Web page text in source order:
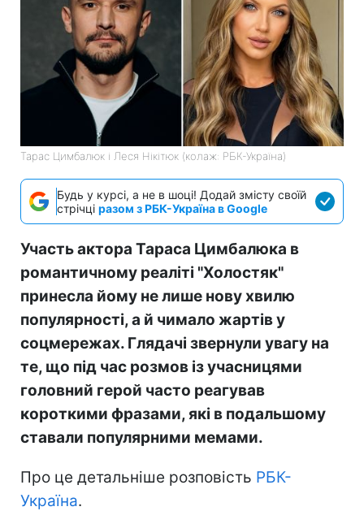
Тарас Цимбалюк і Леся Нікітюк (колаж: РБК-Україна)
Будь у курсі, а не в шоці! Додай змісту своїй
стрічці разом з РБК-Україна в Google
Участь актора Тараса Цимбалюка в
романтичному реаліті "Холостяк"
принесла йому не лише нову хвилю
популярності, а й чимало жартів у
соцмережах. Глядачі звернули увагу на
те, що під час розмов із учасницями
головний герой часто реагував
короткими фразами, які в подальшому
ставали популярними мемами.
Про це детальніше розповість РБК-
Україна.